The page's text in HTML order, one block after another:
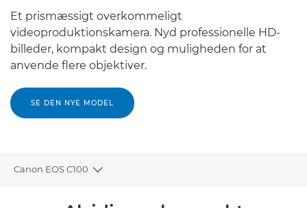
Et prismæssigt overkommeligt
videoproduktionskamera. Nyd professionelle HD-
billeder, kompakt design og muligheden for at
anvende flere objektiver.
SE DEN NYE MODEL
Canon EOS C100
Toggle breadcrumbs